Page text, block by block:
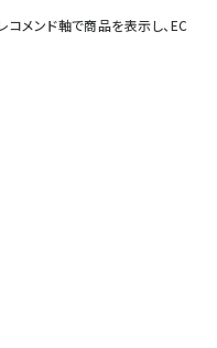
メンド軸で商品を表示し、EC